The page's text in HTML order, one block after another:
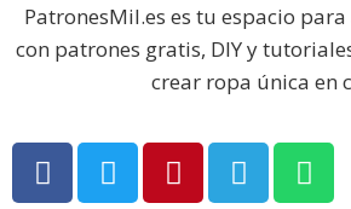
PatronesMil.es es tu espacio
con patrones gratis, DIY y
crear ropa única en